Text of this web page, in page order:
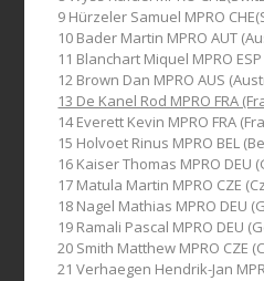
9 Hürzeler Samuel MPRO
10 Bader Martin MPRO AUT
11 Blanchart Miquel MPRO
12 Brown Dan MPRO AUS
13 De Kanel Rod MPRO FRA
14 Everett Kevin MPRO FRA
15 Holvoet Rinus MPRO BEL
16 Kaiser Thomas MPRO DEU
17 Matula Martin MPRO CZE
18 Nagel Mathias MPRO DEU
19 Ramali Pascal MPRO DEU
20 Smith Matthew MPRO CZE
21 Verhaegen Hendrik-Jan